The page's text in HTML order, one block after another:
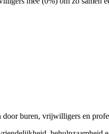
buren, vrijwilligers en